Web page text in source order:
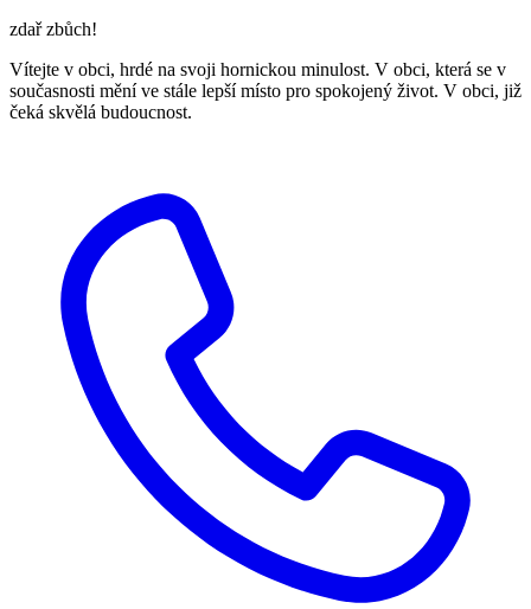
zdař zbůch!
Vítejte v obci, hrdé na svoji hornickou minulost. V obci, která se v
současnosti mění ve stále lepší místo pro spokojený život. V obci, již
čeká skvělá budoucnost.